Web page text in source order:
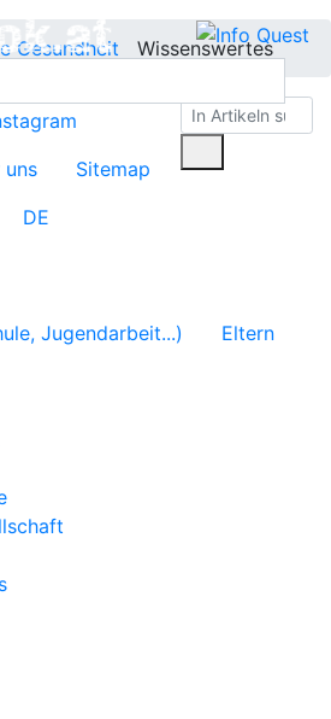
Gesundheit Wissenswertes
uns
Sitemap
DE
Jugendarbeit...)
Eltern